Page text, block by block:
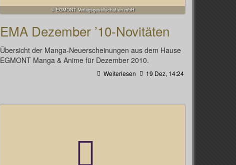
© EGMONT Verlagsgesellschaften mbH
EMA Dezember ’10-Novitäten
Übersicht der Manga-Neuerscheinungen aus dem Hause
EGMONT Manga & Anime für Dezember 2010.
Weiterlesen 19 Dez, 14:24